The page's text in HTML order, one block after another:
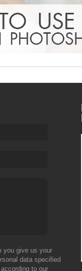
you give us your
data specified
to our